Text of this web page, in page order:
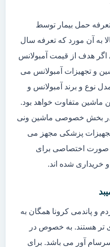
حمل بیمار توسط
به آن مورد که تعرفه سال
اگر هدف از قیمت آمبولانس
و تجهیزات آمبولانس می
نوع و برند آمبولانس و
ماشین متفاوت خواهد بود.
در بخش خصوصی ماشین ونی
پزشکی مجهز می
صورت اختصاصی برای
خریداری شده اند.
و پاندمی کرونا همگان به
تر هستند. به خصوص در
آور می باشد. برای